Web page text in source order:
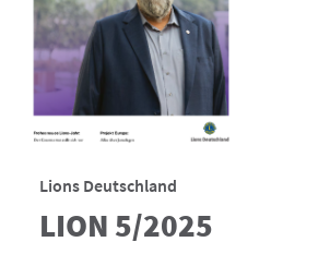
Lions Deutschland
LION 5/2025